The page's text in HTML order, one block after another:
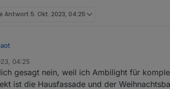
Antwort 5. Okt. 2023, 04:25
Recht, ich überlege schon, was als Nächstes
Fire TV Stick abfangen (HDMI) und über einen RPI
umgesetzt?
04:25
gesagt nein, weil ich Ambilight für
ist die Hausfassade und der